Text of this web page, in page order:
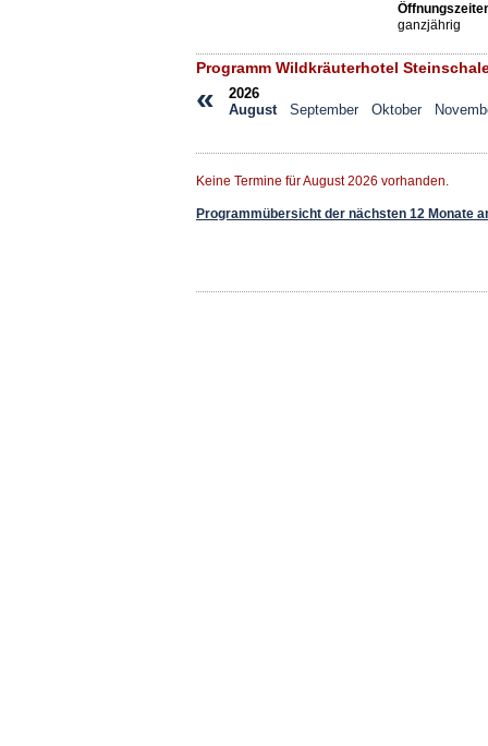
ganzjährig
Programm Wildkräuterhotel
«
2026
August
September Oktober
Keine Termine für August 2026 vorhanden.
Programmübersicht der nächsten 12 Monate